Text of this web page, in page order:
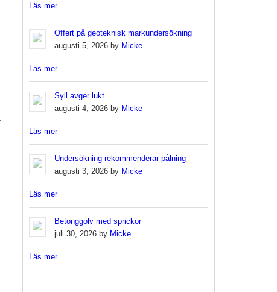
Läs mer
Offert på geoteknisk markundersökning
augusti 5, 2026 by Micke
Läs mer
Syll avger lukt
augusti 4, 2026 by Micke
Läs mer
Undersökning rekommenderar pålning
augusti 3, 2026 by Micke
Läs mer
Betonggolv med sprickor
juli 30, 2026 by Micke
Läs mer